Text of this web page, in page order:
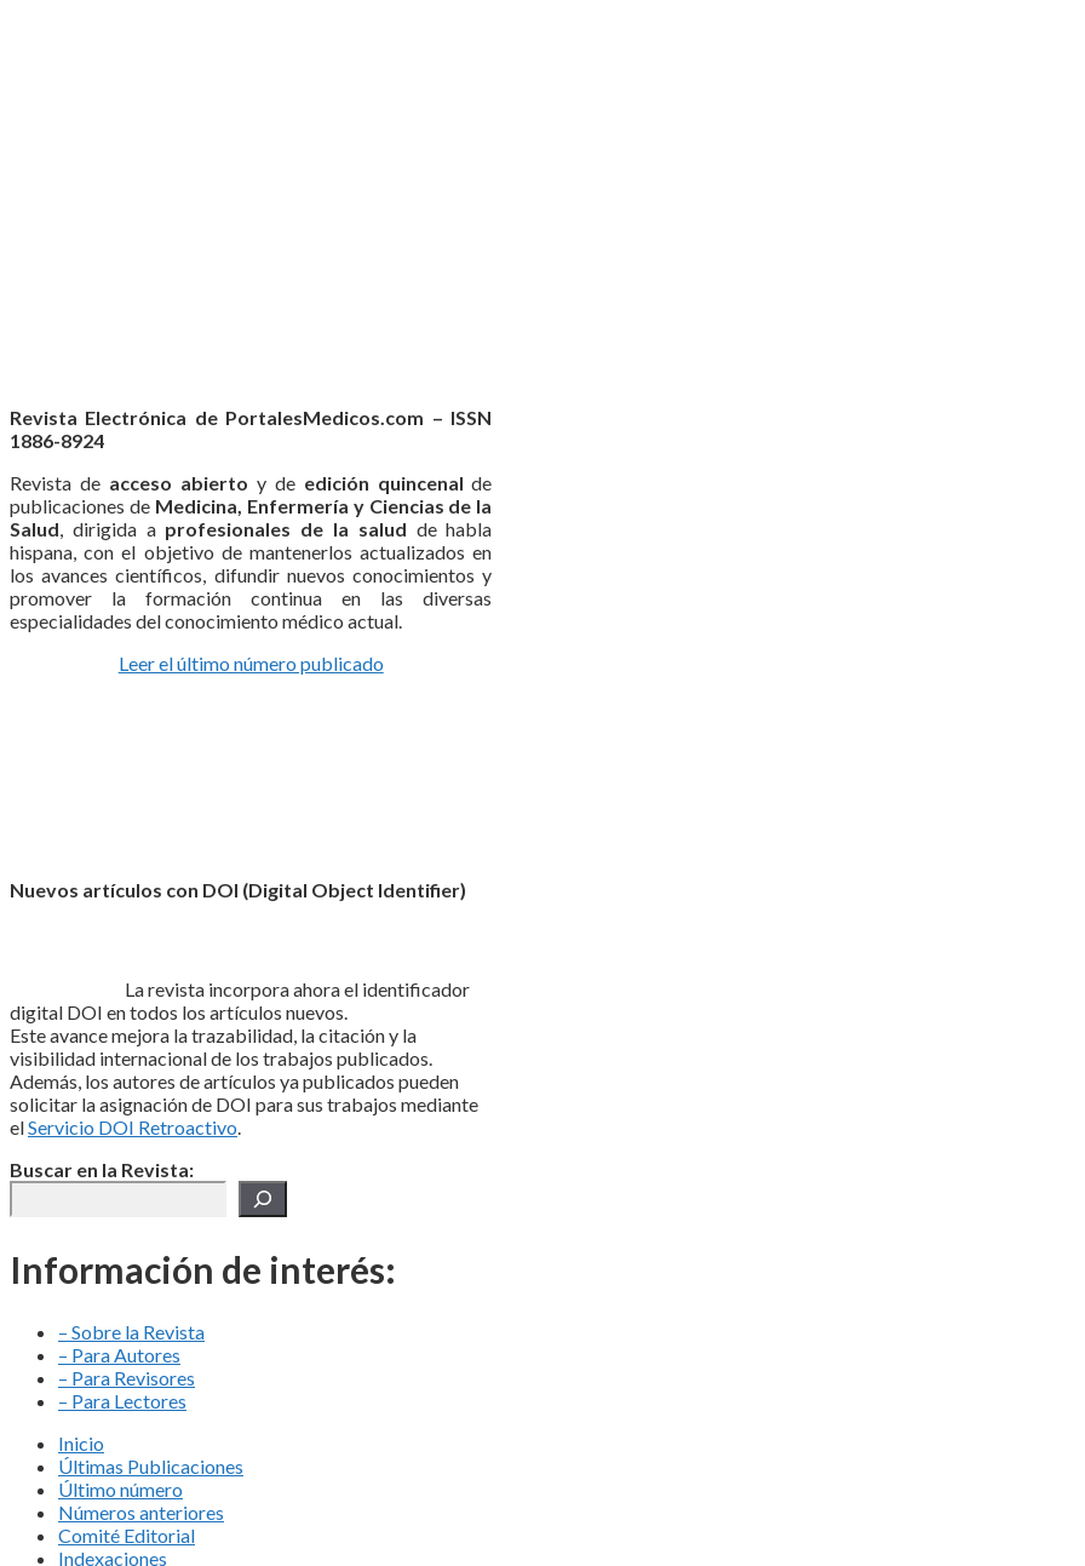
Revista Electrónica de PortalesMedicos.com – ISSN
1886-8924
Revista de acceso abierto y de edición quincenal de
publicaciones de Medicina, Enfermería y Ciencias de la
Salud , dirigida a profesionales de la salud de habla
hispana, con el objetivo de mantenerlos actualizados en
los avances científicos, difundir nuevos conocimientos y
promover la formación continua en las diversas
especialidades del conocimiento médico actual.
Leer el último número publicado
Nuevos artículos con DOI (Digital Object Identifier)
La revista incorpora ahora el identificador
digital DOI en todos los artículos nuevos.
Este avance mejora la trazabilidad, la citación y la
visibilidad internacional de los trabajos publicados.
Además, los autores de artículos ya publicados pueden
solicitar la asignación de DOI para sus trabajos mediante
elServicio DOI Retroactivo
Buscar en la Revista:
Información de interés:
– Sobre la Revista
– Para Autores
– Para Revisores
– Para Lectores
Inicio
Últimas Publicaciones
Último número
Números anteriores
Comité Editorial
Indexaciones